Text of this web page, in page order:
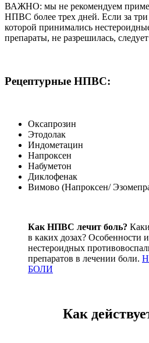
ВАЖНО: мы не рекомендуем
НПВС более трех дней. Если за
которой принимались
препараты, не разрешилась,
Рецептурные НПВС:
Оксапрозин
Этодолак
Индометацин
Напроксен
Набуметон
Диклофенак
Вимово (Напроксен/
Как НПВС лечит боль?
в каких дозах? Особенности
нестероидных
препаратов в лечении боли.
БОЛИ
Как